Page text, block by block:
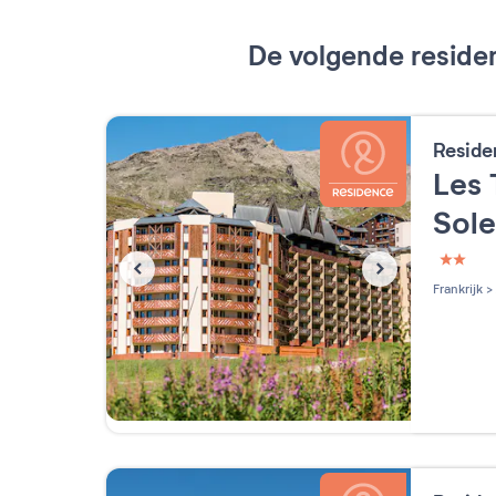
De volgende
Les
2
Frankrijk >